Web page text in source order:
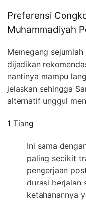
Preferensi
Muhammadiyah
Memegang
dijadikan
nantinya mampu
jelaskan sehingga
alternatif unggul
1 Tiang
Ini sama
paling sedikit
pengerjaan
durasi berjalan
ketahanannya